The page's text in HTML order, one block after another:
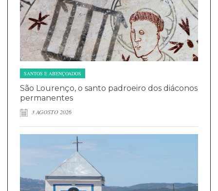
SANTOS E ABENÇOADOS
São Lourenço, o santo padroeiro dos diáconos
permanentes
3 AGOSTO 2026